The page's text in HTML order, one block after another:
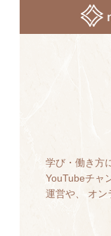
学び・働き方
YouTubeチャ
運営や、 オン